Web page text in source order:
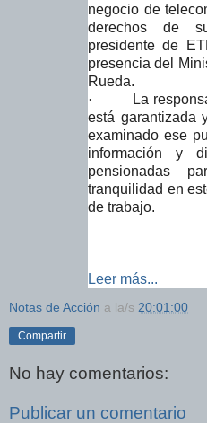
negocio de
derechos de
presidente de
presencia del
Rueda.
·
La
está garantizada
examinado ese
información y
pensionadas
tranquilidad en
de trabajo.
Leer más...
Notas de Acción a la/s 20:01:00
Compartir
No hay comentarios:
Publicar un comentario